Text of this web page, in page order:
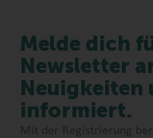
Melde dich
Newsletter
Neuigkeiten
informiert.
Mit der Registrierung